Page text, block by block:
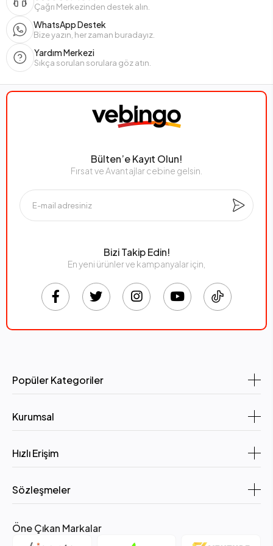
Çağrı Merkezinden destek alın.
WhatsApp Destek
Bize yazın, her zaman buradayız.
Yardım Merkezi
Sıkça sorulan sorulara göz atın.
Bülten’e Kayıt Olun!
Fırsat ve Avantajlar cebine gelsin.
Bizi Takip Edin!
En yeni ürünler ve kampanyalar için,
Popüler Kategoriler
Kurumsal
Hızlı Erişim
Sözleşmeler
Öne Çıkan Markalar